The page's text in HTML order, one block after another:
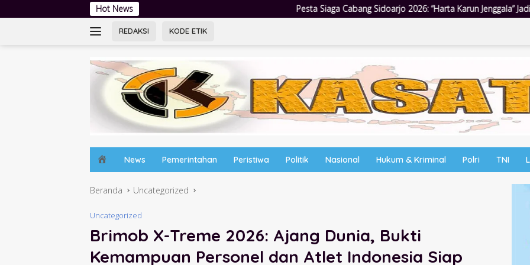
ke
Hot News Pesta Siaga Cabang Sidoarjo 2026: “Harta Karun Jenggala” Jadi Wadah Tanam Nilai Luhur dan
REDAKSI KODE ETIK
o
e
News Pemerintahan Peristiwa Politik Nasional Hukum & Kriminal Polri TNI
Beranda Uncategorized
Uncategorized
Brimob X-Treme 2026: Ajang Dunia, Bukti
Kemampuan Personel dan Atlet Indonesia Siap